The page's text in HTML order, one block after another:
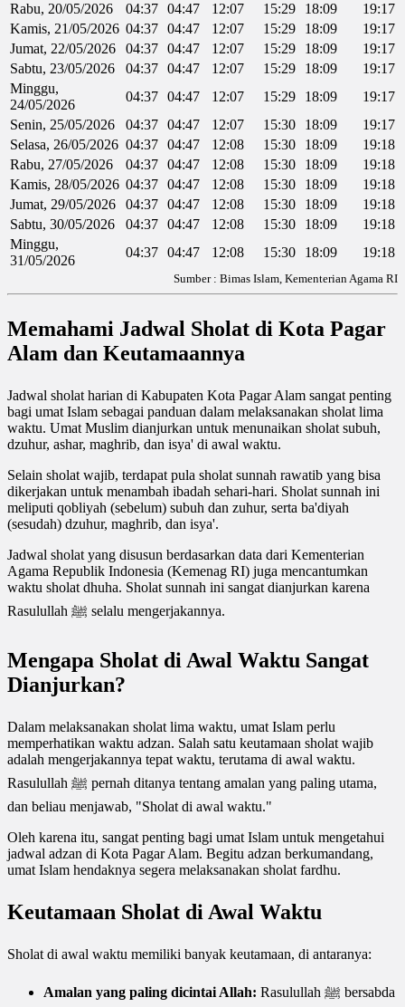
Rabu, 20/05/2026
04:37 04:47 12:07 15:29 18:09
19:17
Kamis, 21/05/2026 04:37 04:47 12:07 15:29 18:09
19:17
Jumat, 22/05/2026
04:37 04:47 12:07 15:29 18:09
19:17
Sabtu, 23/05/2026
04:37 04:47 12:07 15:29 18:09
19:17
Minggu,
24/05/2026
04:37 04:47 12:07 15:29 18:09
19:17
Senin, 25/05/2026
04:37 04:47 12:07 15:30 18:09
19:17
Selasa, 26/05/2026 04:37 04:47 12:08 15:30 18:09
19:18
Rabu, 27/05/2026
04:37 04:47 12:08 15:30 18:09
19:18
Kamis, 28/05/2026 04:37 04:47 12:08 15:30 18:09
19:18
Jumat, 29/05/2026
04:37 04:47 12:08 15:30 18:09
19:18
Sabtu, 30/05/2026
04:37 04:47 12:08 15:30 18:09
19:18
Minggu,
31/05/2026
04:37 04:47 12:08 15:30 18:09 19:18
Sumber : Bimas Islam, Kementerian Agama RI
Memahami Jadwal Sholat di Kota Pagar
Alam dan Keutamaannya
Jadwal sholat harian di Kabupaten Kota Pagar Alam sangat penting
bagi umat Islam sebagai panduan dalam melaksanakan sholat lima
waktu. Umat Muslim dianjurkan untuk menunaikan sholat subuh,
dzuhur, ashar, maghrib, dan isya' di awal waktu.
Selain sholat wajib, terdapat pula sholat sunnah rawatib yang bisa
dikerjakan untuk menambah ibadah sehari-hari. Sholat sunnah ini
meliputi qobliyah (sebelum) subuh dan zuhur, serta ba'diyah
(sesudah) dzuhur, maghrib, dan isya'.
Jadwal sholat yang disusun berdasarkan data dari Kementerian
Agama Republik Indonesia (Kemenag RI) juga mencantumkan
waktu sholat dhuha. Sholat sunnah ini sangat dianjurkan karena
Rasulullah ﷺ selalu mengerjakannya.
Mengapa Sholat di Awal Waktu Sangat
Dianjurkan?
Dalam melaksanakan sholat lima waktu, umat Islam perlu
memperhatikan waktu adzan. Salah satu keutamaan sholat wajib
adalah mengerjakannya tepat waktu, terutama di awal waktu.
Rasulullah ﷺ pernah ditanya tentang amalan yang paling utama,
dan beliau menjawab, "Sholat di awal waktu."
Oleh karena itu, sangat penting bagi umat Islam untuk mengetahui
jadwal adzan di Kota Pagar Alam. Begitu adzan berkumandang,
umat Islam hendaknya segera melaksanakan sholat fardhu.
Keutamaan Sholat di Awal Waktu
Sholat di awal waktu memiliki banyak keutamaan, di antaranya:
Amalan yang paling dicintai Allah: Rasulullah ﷺ bersabda